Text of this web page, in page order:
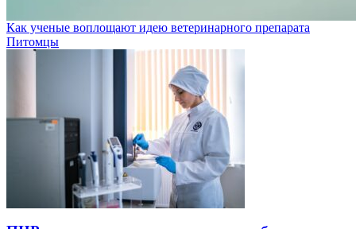
Как ученые воплощают идею ветеринарного препарата
Питомцы